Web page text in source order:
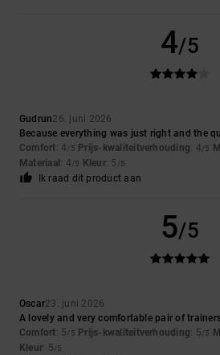
4/5
Gudrun26. juni 2026
Because everything was just right and the
Comfort: 4/5 Prijs-kwaliteitverhouding: 4/5
Materiaal : 4/5 Kleur: 5 /5
Ik raad dit product aan
5/5
Oscar23. juni 2026
A lovely and very comfortable pair of
Comfort: 5/5 Prijs-kwaliteitverhouding: 5/5
Kleur: 5/5